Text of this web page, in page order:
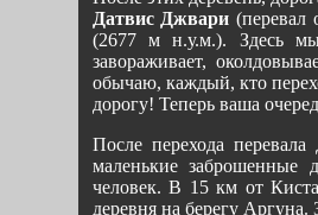
Датвис Джвари (перевал
(2677 м н.у.м.). Здесь
завораживает,
обычаю, каждый, кто
дорогу! Теперь ваша
После перехода
маленькие заброшенные
человек. В 15 км от
деревня на берегу